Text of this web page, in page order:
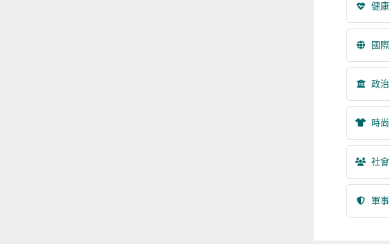
健康
國際
政治
時尚
社會
軍事